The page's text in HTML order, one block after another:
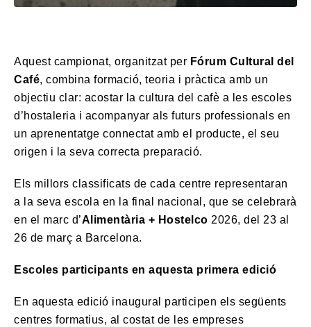
Aquest campionat, organitzat per Fórum Cultural del
Café, combina formació, teoria i pràctica amb un
objectiu clar: acostar la cultura del cafè a les escoles
d’hostaleria i acompanyar als futurs professionals en
un aprenentatge connectat amb el producte, el seu
origen i la seva correcta preparació.
Els millors classificats de cada centre representaran
a la seva escola en la final nacional, que se celebrarà
en el marc d’Alimentària + Hostelco 2026, del 23 al
26 de març a Barcelona.
Escoles participants en aquesta primera edició
En aquesta edició inaugural participen els següents
centres formatius, al costat de les empreses